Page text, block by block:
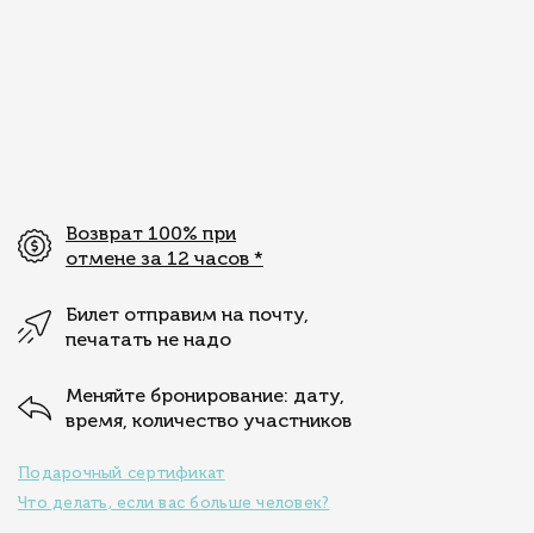
Возврат 100% при
отмене за 12 часов *
Билет отправим на почту,
печатать не надо
Меняйте бронирование: дату,
время, количество участников
Подарочный сертификат
Что делать, если вас больше человек?